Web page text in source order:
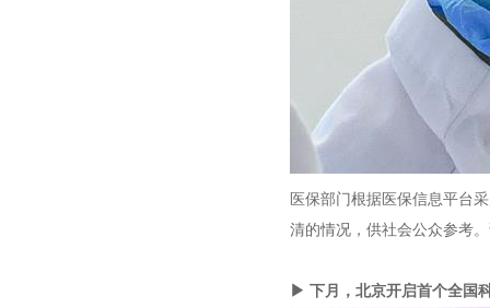
医保部门根据医保信息平台
清的情况，供社会公众参考
▶ 下月，北京开启首个全国